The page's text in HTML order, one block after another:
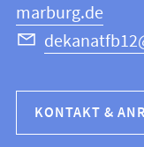
marburg.de
KONTAKT &